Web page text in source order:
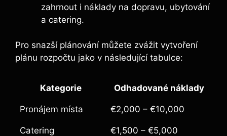
zahrnout i náklady na dopravu, ubytování
a catering.
Pro snazší plánování můžete zvážit vytvoření
plánu rozpočtu jako v následující tabulce:
Kategorie Odhadované náklady
Pronájem místa €2,000 – €10,000
Catering €1,500 – €5,000